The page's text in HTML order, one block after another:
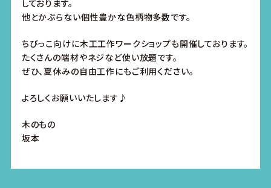
しております。
他とかぶらない個性豊かな色柄物多数です。
ちびっこ向けに木工工作ワークショップも開催しております。
たくさんの端材やネジなど使い放題です。
ぜひ、夏休みの自由工作にもご利用ください。
よろしくお願いいたします♪
木のもの
坂本